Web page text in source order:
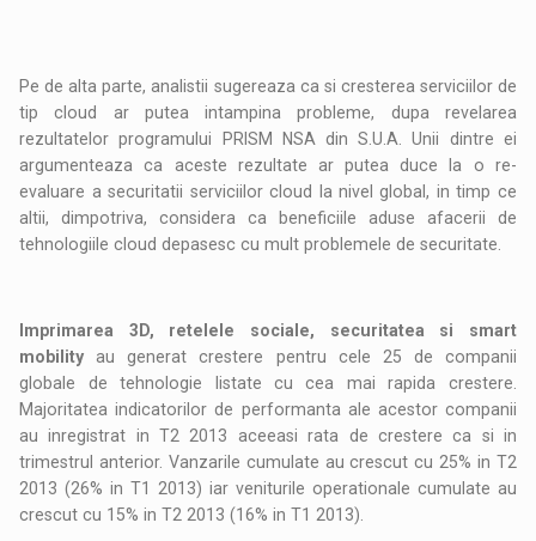
Pe de alta parte, analistii sugereaza ca si cresterea serviciilor de
tip cloud ar putea intampina probleme, dupa revelarea
rezultatelor programului PRISM NSA din S.U.A. Unii dintre ei
argumenteaza ca aceste rezultate ar putea duce la o re-
evaluare a securitatii serviciilor cloud la nivel global, in timp ce
altii, dimpotriva, considera ca beneficiile aduse afacerii de
tehnologiile cloud depasesc cu mult problemele de securitate.
Imprimarea 3D, retelele sociale, securitatea si smart
mobilityau generat crestere pentru cele 25 de companii
globale de tehnologie listate cu cea mai rapida crestere.
Majoritatea indicatorilor de performanta ale acestor companii
au inregistrat in T2 2013 aceeasi rata de crestere ca si in
trimestrul anterior. Vanzarile cumulate au crescut cu 25% in T2
2013 (26% in T1 2013) iar veniturile operationale cumulate au
crescut cu 15% in T2 2013 (16% in T1 2013).